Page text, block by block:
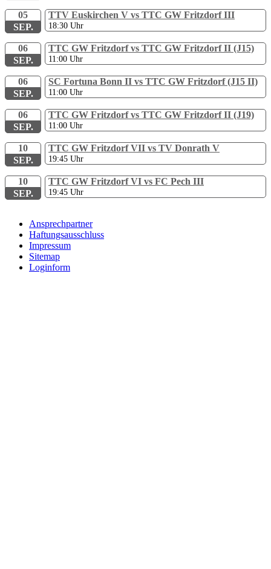
05
SEP.
TTV Euskirchen V vs TTC GW Fritzdorf III
18:30 Uhr
06
SEP.
TTC GW Fritzdorf vs TTC GW Fritzdorf II (J15)
11:00 Uhr
06
SEP.
SC Fortuna Bonn II vs TTC GW Fritzdorf (J15 II)
11:00 Uhr
06
SEP.
TTC GW Fritzdorf vs TTC GW Fritzdorf II (J19)
11:00 Uhr
10
SEP.
TTC GW Fritzdorf VII vs TV Donrath V
19:45 Uhr
10
SEP.
TTC GW Fritzdorf VI vs FC Pech III
19:45 Uhr
Ansprechpartner
Haftungsausschluss
Impressum
Sitemap
Loginform